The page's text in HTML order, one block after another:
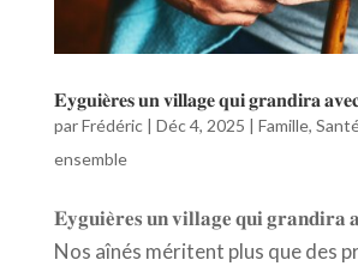
𝐄𝐲𝐠𝐮𝐢𝐞̀𝐫𝐞𝐬 𝐮𝐧 𝐯𝐢𝐥𝐥𝐚𝐠𝐞 𝐪𝐮𝐢 𝐠𝐫𝐚𝐧𝐝𝐢𝐫𝐚
parFrédéric| Déc 4, 2025 | Famille,
ensemble
𝐄𝐲𝐠𝐮𝐢𝐞̀𝐫𝐞𝐬 𝐮𝐧 𝐯𝐢𝐥𝐥𝐚𝐠𝐞 𝐪𝐮𝐢 𝐠𝐫𝐚𝐧𝐝𝐢𝐫𝐚
Nos aînés méritent plus que des